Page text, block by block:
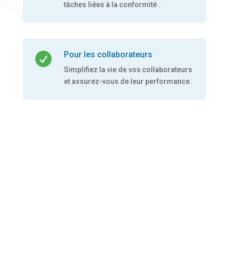
tâches liées à la conformité .
 Pour les collaborateurs
Simplifiez la vie de vos collaborateurs
et assurez-vous de leur performance.